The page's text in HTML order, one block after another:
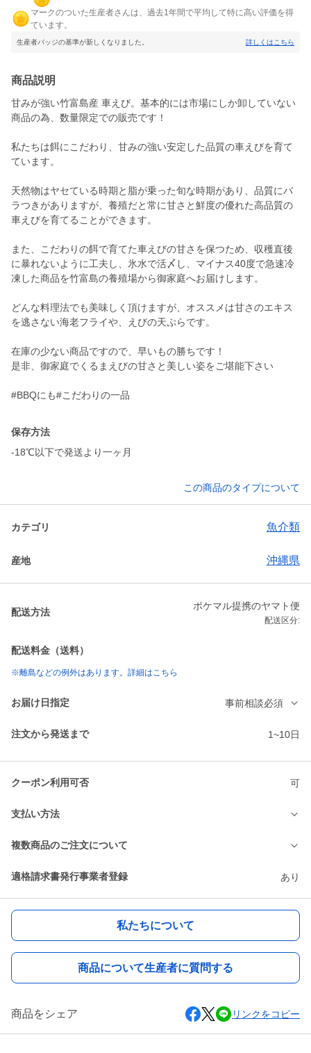
マークのついた生産者さんは、過去1年間で平均して特に高い評価を得
ています。
生産者バッジの基準が新しくなりました。 詳しくはこちら
商品説明
甘みが強い竹富島産 車えび。基本的には市場にしか卸していない
商品の為、数量限定での販売です！
私たちは餌にこだわり、甘みの強い安定した品質の車えびを育て
ています。
天然物はヤセている時期と脂が乗った旬な時期があり、品質にバ
ラつきがありますが、養殖だと常に甘さと鮮度の優れた高品質の
車えびを育てることができます。
また、こだわりの餌で育てた車えびの甘さを保つため、収穫直後
に暴れないように工夫し、氷水で活〆し、マイナス40度で急速冷
凍した商品を竹富島の養殖場から御家庭へお届けします。
どんな料理法でも美味しく頂けますが、オススメは甘さのエキス
を逃さない海老フライや、えびの天ぷらです。
在庫の少ない商品ですので、早いもの勝ちです！
是非、御家庭でくるまえびの甘さと美しい姿をご堪能下さい
#BBQにも#こだわりの一品
保存方法
-18℃以下で発送より一ヶ月
この商品のタイプについて
カテゴリ 魚介類
産地 沖縄県
配送方法
ポケマル提携のヤマト便
配送区分:
配送料金（送料）
※離島などの例外はあります。詳細はこちら
お届け日指定 事前相談必須
注文から発送まで 1~10日
クーポン利用可否 可
支払い方法
複数商品のご注文について
適格請求書発行事業者登録 あり
私たちについて
商品について生産者に質問する
商品をシェア リンクをコピー